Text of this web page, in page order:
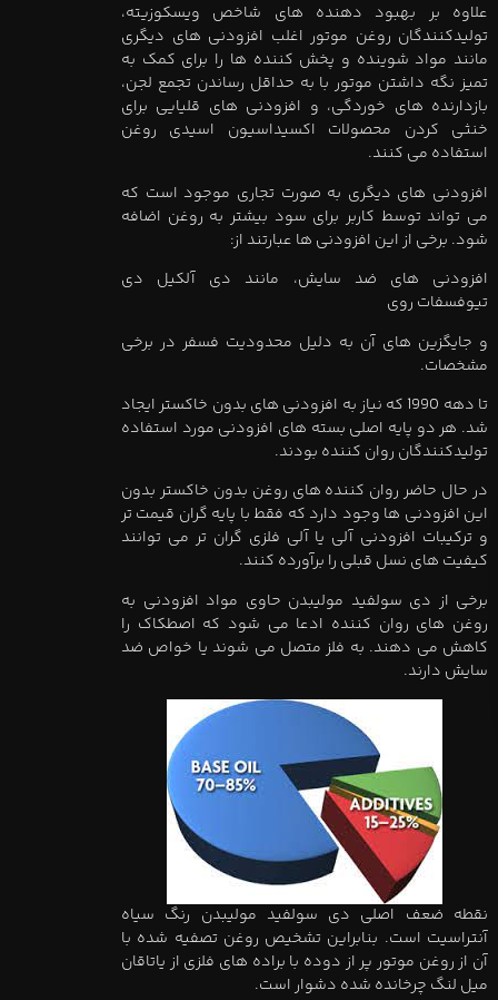
علاوه بر بهبود دهنده های شاخص ویسکوزیته،
تولیدکنندگان روغن موتور اغلب افزودنی های دیگری
مانند مواد شوینده و پخش کننده ها را برای کمک به
تمیز نگه داشتن موتور با به حداقل رساندن تجمع لجن،
بازدارنده های خوردگی، و افزودنی های قلیایی برای
خنثی کردن محصولات اکسیداسیون اسیدی روغن
استفاده می کنند.
افزودنی های دیگری به صورت تجاری موجود است که
می تواند توسط کاربر برای سود بیشتر به روغن اضافه
شود. برخی از این افزودنی ها عبارتند از:
افزودنی های ضد سایش، مانند دی آلکیل دی
تیوفسفات روی
و جایگزین های آن به دلیل محدودیت فسفر در برخی
مشخصات.
تا دهه 1990 که نیاز به افزودنی های بدون خاکستر ایجاد
شد. هر دو پایه اصلی بسته های افزودنی مورد استفاده
تولیدکنندگان روان کننده بودند.
در حال حاضر روان کننده های روغن بدون خاکستر بدون
این افزودنی ها وجود دارد که فقط با پایه گران قیمت تر
و ترکیبات افزودنی آلی یا آلی فلزی گران تر می توانند
کیفیت های نسل قبلی را برآورده کنند.
برخی از دی سولفید مولیبدن حاوی مواد افزودنی به
روغن های روان کننده ادعا می شود که اصطکاک را
کاهش می دهند. به فلز متصل می شوند یا خواص ضد
سایش دارند.
نقطه ضعف اصلی دی سولفید مولیبدن رنگ سیاه
آنتراسیت است. بنابراین تشخیص روغن تصفیه شده با
آن از روغن موتور پر از دوده با براده های فلزی از یاتاقان
میل لنگ چرخانده شده دشوار است.